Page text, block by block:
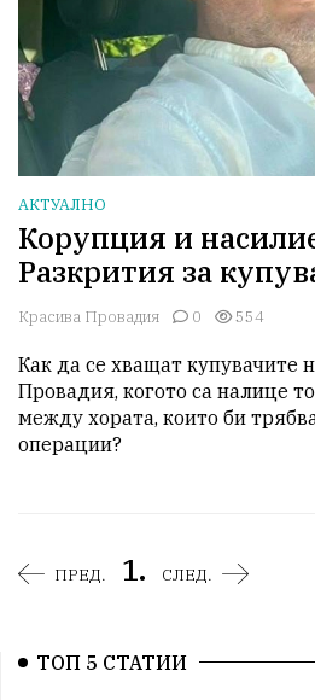
АКТУАЛНО
Корупция и
Разкрития за
Красива Провадия 0 554
Как да се хващат купувачите
Провадия, когото са налице
между хората, които би
операции?
ПРЕД. 1. СЛЕД.
ТОП 5 СТАТИИ